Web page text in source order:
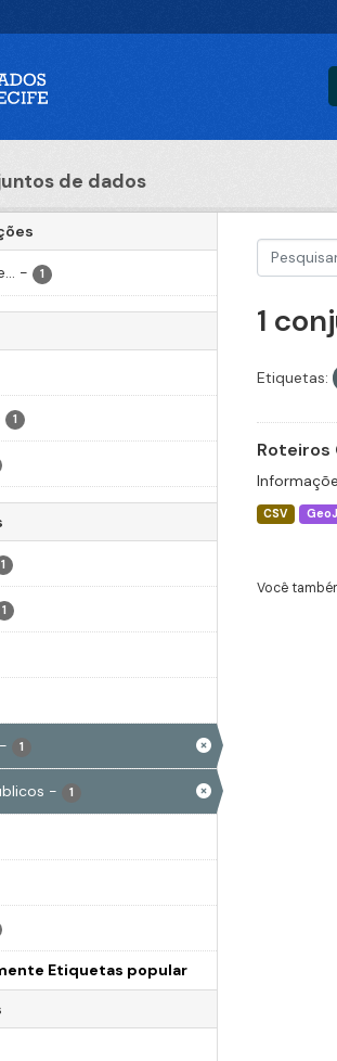
de dados
- 1
1
1
1
- 1
- 1
Etiquetas popular
1
Etiquetas:
Roteiros
CSV
Você